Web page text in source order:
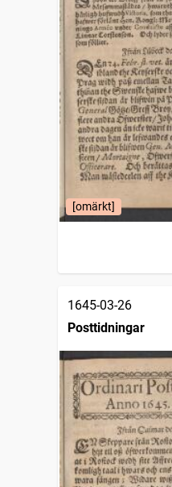
[omärkt]
1645-03-26
Posttidningar